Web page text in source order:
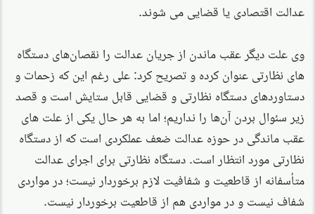
عدالت اقتصادی یا قضایی می شوند.
وی علت دیگر عقب ماندن از جریان عدالت را نقصان‌های دستگاه
های نظارتی عنوان کرده و تصریح کرد: علی رغم این که زحمات و
دستاوردهای دستگاه نظارتی و قضایی قابل ستایش است و قصد
زیر سئوال بردن آن‌ها را نداریم؛ اما به هر حال یکی از علت های
عقب ماندگی در حوزه عدالت ضعف عملکردی است که از دستگاه
نظارتی مورد انتظار است. دستگاه نظارتی برای اجرای عدالت
متأسفانه از قاطعیت و شفافیت لازم برخوردار نیست؛ در مواردی
شفاف نیست و در مواردی هم از قاطعیت برخوردار نیست.